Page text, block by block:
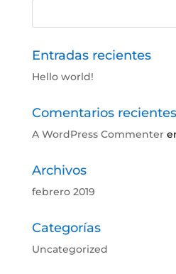
Entradas recientes
Hello world!
Comentarios recientes
A WordPress Commenter
Archivos
febrero 2019
Categorías
Uncategorized